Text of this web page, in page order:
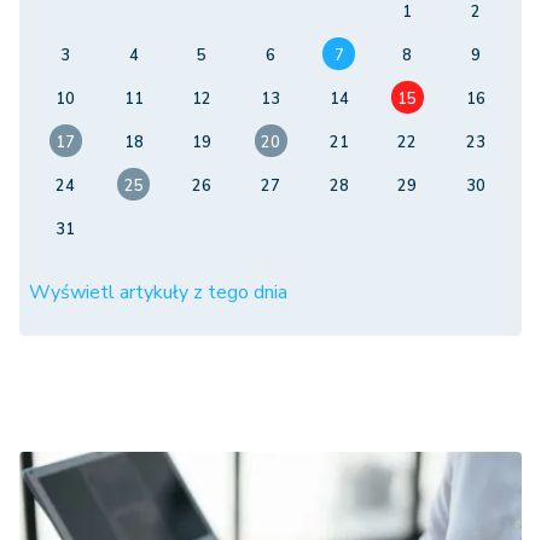
1
2
3
4 5 6 7 8
9
10
11 12 13 14 15
16
17
18 19 20 21 22
23
24
25 26 27 28 29
30
31
Wyświetl artykuły z tego dnia